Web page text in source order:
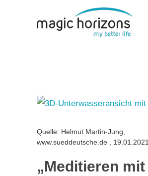
Quelle: Helmut Martin-Jung,
www.sueddeutsche.de , 19.01.2021
„Meditieren mit